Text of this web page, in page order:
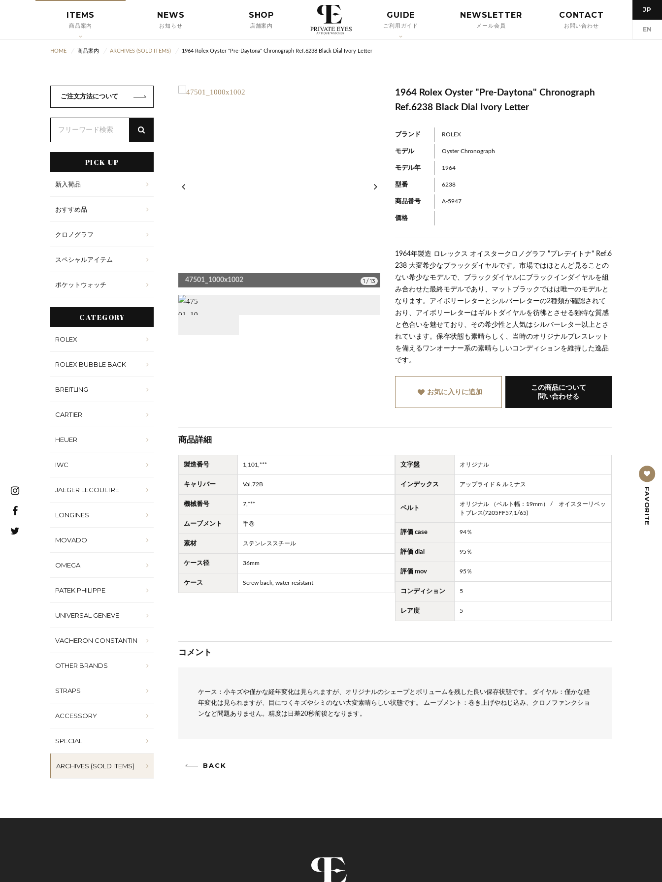
ITEMS
商品案内
NEWS
お知らせ
SHOP
店舗案内
GUIDE
ご利用ガイド
NEWSLETTER
メール会員
CONTACT
お問い合わせ
FAVORITE
JP
EN
HOME 商品案内 ARCHIVES (SOLD ITEMS) 1964 Rolex Oyster "Pre-Daytona" Chronograph Ref.6238 Black Dial Ivory Letter
ご注文方法について
PICK UP
新入荷品
おすすめ品
クロノグラフ
スペシャルアイテム
ポケットウォッチ
CATEGORY
ROLEX
ROLEX BUBBLE BACK
BREITLING
CARTIER
HEUER
IWC
JAEGER LECOULTRE
LONGINES
MOVADO
OMEGA
PATEK PHILIPPE
UNIVERSAL GENEVE
VACHERON CONSTANTIN
OTHER BRANDS
STRAPS
ACCESSORY
SPECIAL
ARCHIVES (SOLD ITEMS)
47501_1000x1002 1 /13
1964 Rolex Oyster "Pre-Daytona" Chronograph
Ref.6238 Black Dial Ivory Letter
ブランド ROLEX
モデル Oyster Chronograph
モデル年 1964
型番 6238
商品番号 A-5947
価格
1964年製造 ロレックス オイスタークロノグラフ "プレデイトナ" Ref.6
238 大変希少なブラックダイヤルです。市場ではほとんど見ることの
ない希少なモデルで、ブラックダイヤルにブラックインダイヤルを組
み合わせた最終モデルであり、マットブラックではは唯一のモデルと
なります。アイボリーレターとシルバーレターの2種類が確認されて
おり、アイボリーレターはギルトダイヤルを彷彿とさせる独特な質感
と色合いを魅せており、その希少性と人気はシルバーレター以上とさ
れています。保存状態も素晴らしく、当時のオリジナルブレスレット
を備えるワンオーナー系の素晴らしいコンディションを維持した逸品
です。
お気に入り に追加
この商品について
問い合わせる
商品詳細
製造番号 1,101,***
キャリバー Val.72B
機械番号 7,***
ムーブメント 手巻
素材 ステンレススチール
ケース径 36mm
ケース Screw back, water-resistant
文字盤 オリジナル
インデックス アップライド & ルミナス
ベルト
オリジナル （ベルト幅：19mm） / オイスターリベッ
トブレス(7205FF57,1/65)
評価 case 94％
評価 dial 95％
評価 mov 95％
コンディション 5
レア度 5
コメント
ケース：小キズや僅かな経年変化は見られますが、オリジナルのシェープとボリュームを残した良い保存状態です。 ダイヤル：僅かな経
年変化は見られますが、目につくキズやシミのない大変素晴らしい状態です。 ムーブメント：巻き上げやねじ込み、クロノファンクショ
ンなど問題ありません。精度は日差20秒前後となります。
BACK